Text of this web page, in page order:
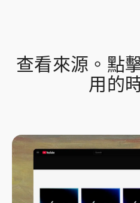
查看來源。點
用的